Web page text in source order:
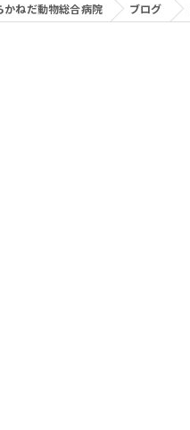
猫
かねだ動物総合病院 ブログ